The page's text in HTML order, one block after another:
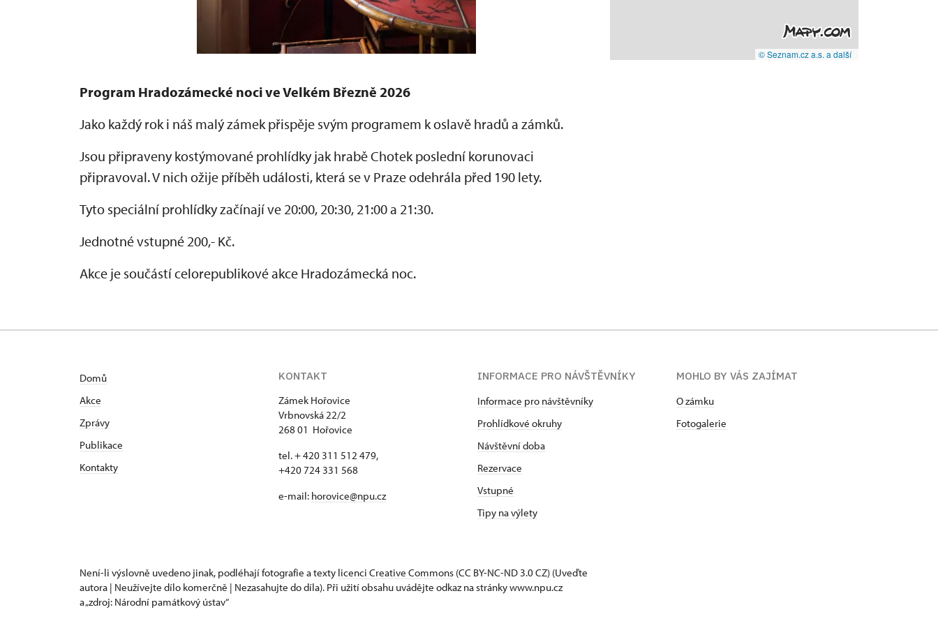
Program Hradozámecké noci ve Velkém Březně 2026
Jako každý rok i náš malý zámek přispěje svým programem k oslavě hradů a zámků.
Jsou připraveny kostýmované prohlídky jak hrabě Chotek poslední korunovaci
připravoval. V nich ožije příběh události, která se v Praze odehrála před 190 lety.
Tyto speciální prohlídky začínají ve 20:00, 20:30, 21:00 a 21:30.
Jednotné vstupné 200,- Kč.
Akce je součástí celorepublikové akce Hradozámecká noc.
© Seznam.cz a.s. a další
Domů
Akce
Zprávy
Publikace
Kontakty
KONTAKT
Zámek Hořovice
Vrbnovská 22/2
268 01 Hořovice
tel. + 420 311 512 479,
+420 724 331 568
e-mail: horovice@npu.cz
INFORMACE PRO NÁVŠTĚVNÍKY
Informace pro návštěvníky
Prohlídkové okruhy
Návštěvní doba
Rezervace
Vstupné
Tipy na výlety
MOHLO BY VÁS ZAJÍMAT
O zámku
Fotogalerie
Není-li výslovně uvedeno jinak, podléhají fotografie a texty licenci Creative Commons (CC BY-NC-ND 3.0 CZ) (Uveďte
autora | Neužívejte dílo komerčně | Nezasahujte do díla). Při užití obsahu uvádějte odkaz na stránky www.npu.cz
a „zdroj: Národní památkový ústav“